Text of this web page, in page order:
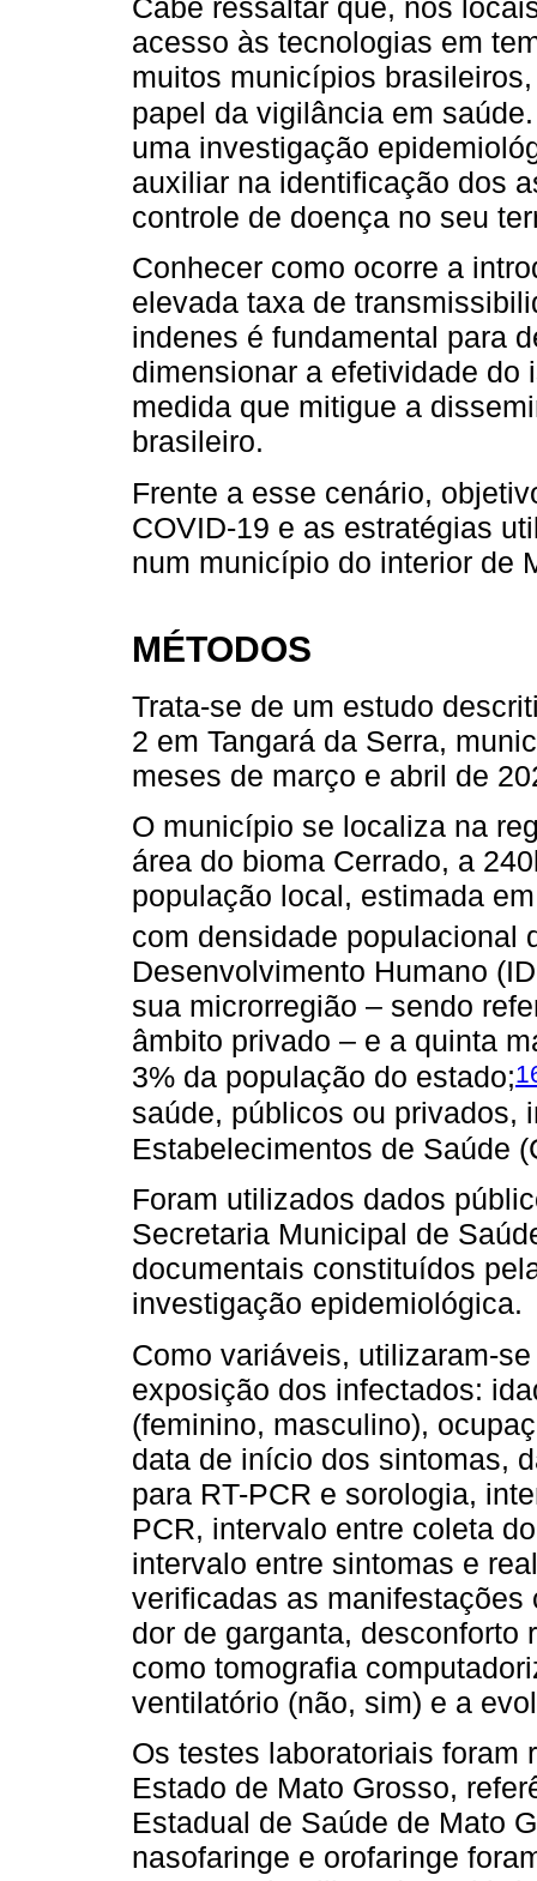
Cabe ressaltar que, nos
acesso às tecnologias em
muitos municípios
papel da vigilância em
uma investigação
auxiliar na identificação dos
controle de doença no seu
Conhecer como ocorre a
elevada taxa de
indenes é fundamental para
dimensionar a efetividade do
medida que mitigue a
brasileiro.
Frente a esse cenário,
COVID-19 e as estratégias
num município do interior de
MÉTODOS
Trata-se de um estudo
2 em Tangará da Serra,
meses de março e abril de
O município se localiza na
área do bioma Cerrado, a
população local, estimada
com densidade populacional
Desenvolvimento Humano
sua microrregião – sendo
âmbito privado – e a quinta
3% da população do estado;
saúde, públicos ou privados,
Estabelecimentos de Saúde
Foram utilizados dados
Secretaria Municipal de
documentais constituídos
investigação epidemiológica.
Como variáveis, utilizaram-
exposição dos infectados:
(feminino, masculino),
data de início dos sintomas,
para RT-PCR e sorologia,
PCR, intervalo entre coleta
intervalo entre sintomas e
verificadas as
dor de garganta, desconforto
como tomografia
ventilatório (não, sim) e a
Os testes laboratoriais foram
Estado de Mato Grosso,
Estadual de Saúde de Mato
nasofaringe e orofaringe